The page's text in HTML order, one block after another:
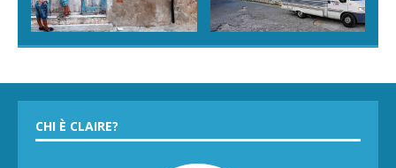
CHI È CLAIRE?